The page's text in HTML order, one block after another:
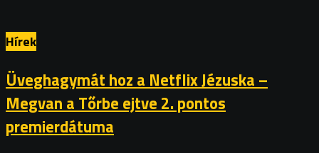
Hírek
Üveghagymát hoz a Netflix Jézuska –
Megvan a Tőrbe ejtve 2. pontos
premierdátuma